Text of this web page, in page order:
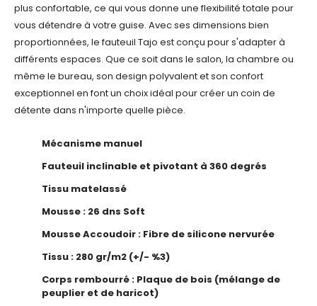
plus confortable, ce qui vous donne une flexibilité totale pour
vous détendre à votre guise. Avec ses dimensions bien
proportionnées, le fauteuil Tajo est conçu pour s'adapter à
différents espaces. Que ce soit dans le salon, la chambre ou
même le bureau, son design polyvalent et son confort
exceptionnel en font un choix idéal pour créer un coin de
détente dans n'importe quelle pièce.
Mécanisme manuel
Fauteuil inclinable et pivotant à 360 degrés
Tissu matelassé
Mousse : 26 dns Soft
Mousse Accoudoir : Fibre de silicone nervurée
Tissu : 280 gr/m2 (+/- %3)
Corps rembourré : Plaque de bois (mélange de
peuplier et de haricot)